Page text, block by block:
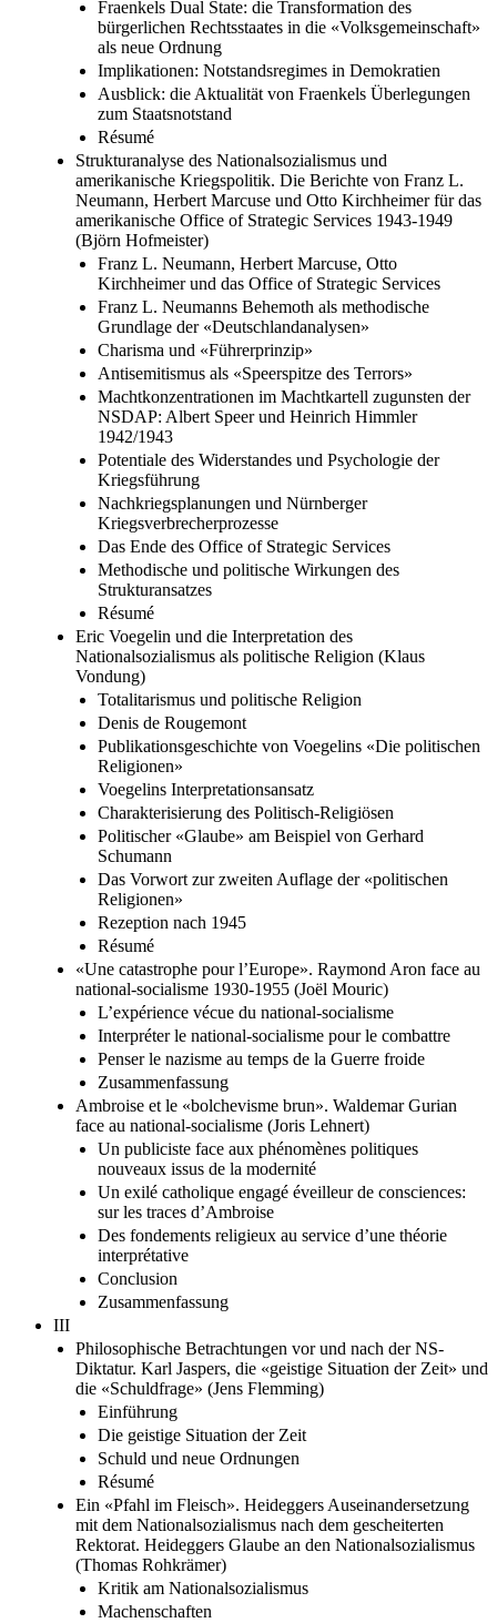
Fraenkels Dual State: die Transformation des
bürgerlichen Rechtsstaates in die «Volksgemeinschaft»
als neue Ordnung
Implikationen: Notstandsregimes in Demokratien
Ausblick: die Aktualität von Fraenkels Überlegungen
zum Staatsnotstand
Résumé
Strukturanalyse des Nationalsozialismus und
amerikanische Kriegspolitik. Die Berichte von Franz L.
Neumann, Herbert Marcuse und Otto Kirchheimer für das
amerikanische Office of Strategic Services 1943-1949
(Björn Hofmeister)
Franz L. Neumann, Herbert Marcuse, Otto
Kirchheimer und das Office of Strategic Services
Franz L. Neumanns Behemoth als methodische
Grundlage der «Deutschlandanalysen»
Charisma und «Führerprinzip»
Antisemitismus als «Speerspitze des Terrors»
Machtkonzentrationen im Machtkartell zugunsten der
NSDAP: Albert Speer und Heinrich Himmler
1942/1943
Potentiale des Widerstandes und Psychologie der
Kriegsführung
Nachkriegsplanungen und Nürnberger
Kriegsverbrecherprozesse
Das Ende des Office of Strategic Services
Methodische und politische Wirkungen des
Strukturansatzes
Résumé
Eric Voegelin und die Interpretation des
Nationalsozialismus als politische Religion (Klaus
Vondung)
Totalitarismus und politische Religion
Denis de Rougemont
Publikationsgeschichte von Voegelins «Die politischen
Religionen»
Voegelins Interpretationsansatz
Charakterisierung des Politisch-Religiösen
Politischer «Glaube» am Beispiel von Gerhard
Schumann
Das Vorwort zur zweiten Auflage der «politischen
Religionen»
Rezeption nach 1945
Résumé
«Une catastrophe pour l’Europe». Raymond Aron face au
national-socialisme 1930-1955 (Joël Mouric)
L’expérience vécue du national-socialisme
Interpréter le national-socialisme pour le combattre
Penser le nazisme au temps de la Guerre froide
Zusammenfassung
Ambroise et le «bolchevisme brun». Waldemar Gurian
face au national-socialisme (Joris Lehnert)
Un publiciste face aux phénomènes politiques
nouveaux issus de la modernité
Un exilé catholique engagé éveilleur de consciences:
sur les traces d’Ambroise
Des fondements religieux au service d’une théorie
interprétative
Conclusion
Zusammenfassung
III
Philosophische Betrachtungen vor und nach der NS-
Diktatur. Karl Jaspers, die «geistige Situation der Zeit» und
die «Schuldfrage» (Jens Flemming)
Einführung
Die geistige Situation der Zeit
Schuld und neue Ordnungen
Résumé
Ein «Pfahl im Fleisch». Heideggers Auseinandersetzung
mit dem Nationalsozialismus nach dem gescheiterten
Rektorat. Heideggers Glaube an den Nationalsozialismus
(Thomas Rohkrämer)
Kritik am Nationalsozialismus
Machenschaften